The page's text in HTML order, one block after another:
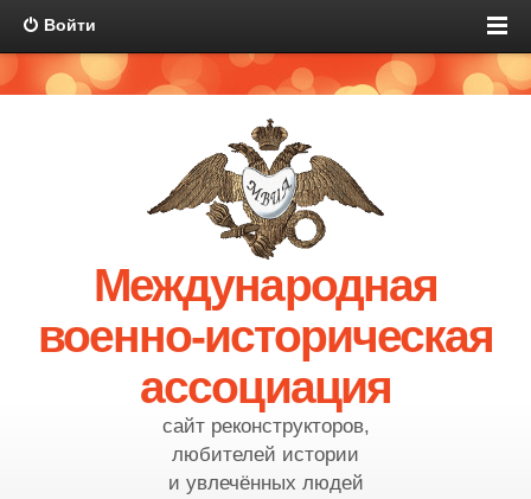
Войти
Международная
военно-историческая
ассоциация
сайт реконструкторов,
любителей истории
и увлечённых людей